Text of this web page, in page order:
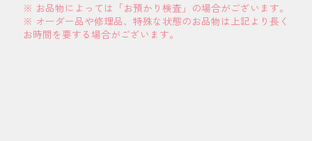
※ お品物によっては「お預かり検査」の場合がございます。
※ オーダー品や修理品、特殊な状態のお品物は上記より長く
お時間を要する場合がございます。